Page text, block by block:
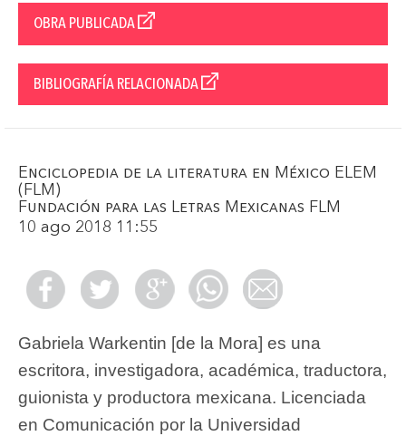
OBRA PUBLICADA
BIBLIOGRAFÍA RELACIONADA
Enciclopedia de la literatura en México ELEM
(FLM)
Fundación para las Letras Mexicanas FLM
10 ago 2018 11:55
Gabriela Warkentin [de la Mora] es una
escritora, investigadora, académica, traductora,
guionista y productora mexicana. Licenciada
en Comunicación por la Universidad